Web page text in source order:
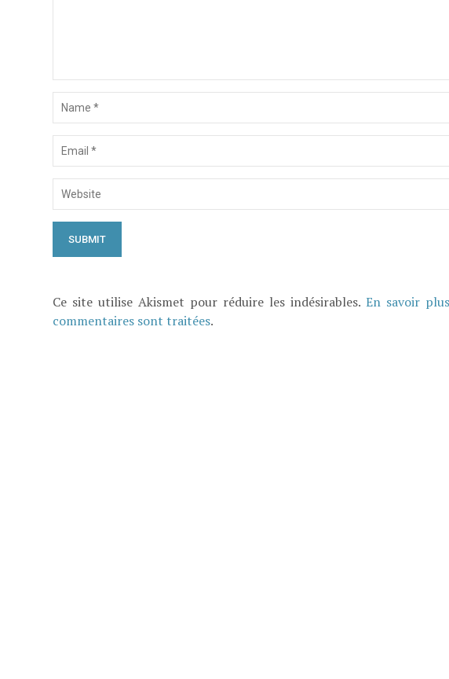
Ce site utilise Akismet pour réduire les indésirables.En savoir
commentaires sont traitées.